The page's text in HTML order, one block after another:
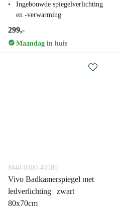
Ingebouwde spiegelverlichting
en -verwarming
299,-
Maandag in huis
M40-0800-43180
Vivo Badkamerspiegel met
ledverlichting | zwart
80x70cm